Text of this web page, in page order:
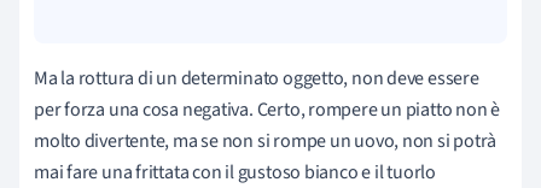
Ma la rottura di un determinato oggetto, non deve essere
per forza una cosa negativa. Certo, rompere un piatto non è
molto divertente, ma se non si rompe un uovo, non si potrà
mai fare una frittata con il gustoso bianco e il tuorlo